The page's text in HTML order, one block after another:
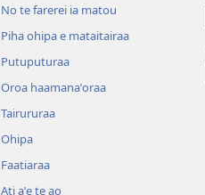
No te farerei ia matou
Piha ohipa e mataitairaa
Putuputuraa
Oroa haamanaˈoraa
Tairururaa
Ohipa
Faatiaraa
Ati aˈe te ao